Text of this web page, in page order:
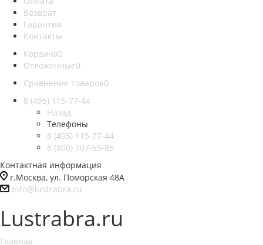
Возврат
Гарантия
Контакты
Корзина0
Отложенные0
Сравнение товаров0
8 (495) 115-77-44
Назад
Телефоны
8 (495) 115-77-44
8 (800) 707-55-85
Контактная информация
г.Москва, ул. Поморская 48А
info@lustrabra.ru
Lustrabra.ru
Главная